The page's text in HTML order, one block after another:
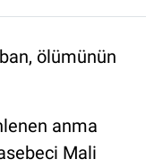
ölümünün
anma
Mali